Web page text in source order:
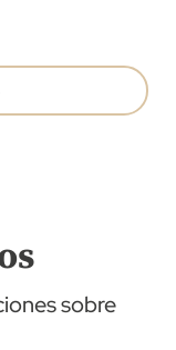
sobre